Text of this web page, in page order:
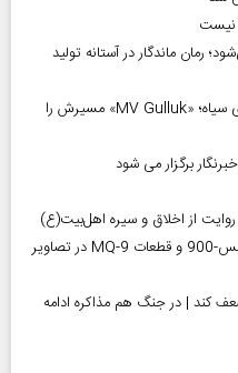
نیست
رمان ماندگار در آستانه تولید
حمله پهپادی به کشتی ترکیه‌ای در دریای سیاه؛ «MV Gulluk» مسیرش را
برگزار می شود
قاب تازه از شکار پهپادها؛ MQ-1C، هرمس-900 و قطعات MQ-9 در تصاویر
کند | در جنگ هم مذاکره ادامه